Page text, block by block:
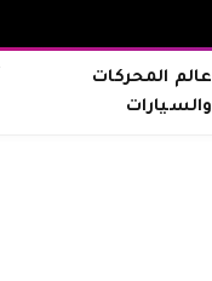
عالم المحركات
والسيارات